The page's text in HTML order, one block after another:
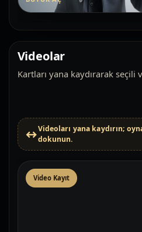
Videolar
Kartları yana kaydırarak seçili
Videoları yana kaydırın;
dokunun.
Video Kayıt